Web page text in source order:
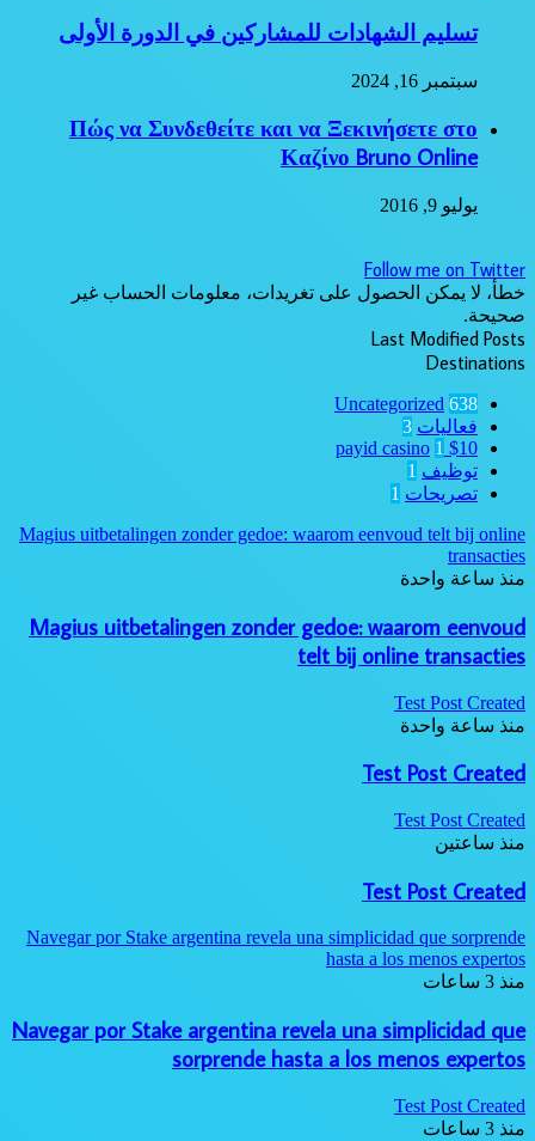
تسليم الشهادات للمشاركين في الدورة الأولى
سبتمبر 16, 2024
Πώς να Συνδεθείτε και να Ξεκινήσετε στο
Καζίνο Bruno Online
يوليو 9, 2016
Follow me on Twitter
خطأ، لا يمكن الحصول على تغريدات، معلومات الحساب غير
صحيحة.
Last Modified Posts
Destinations
Uncategorized 638
فعاليات 3
$10 payid casino
1
توظيف 1
تصريحات 1
Magius uitbetalingen zonder gedoe: waarom eenvoud telt bij online
transacties
منذ ساعة واحدة
Magius uitbetalingen zonder gedoe: waarom eenvoud
telt bij online transacties
Test Post Created
منذ ساعة واحدة
Test Post Created
Test Post Created
منذ ساعتين
Test Post Created
Navegar por Stake argentina revela una simplicidad que sorprende
hasta a los menos expertos
منذ 3 ساعات
Navegar por Stake argentina revela una simplicidad que
sorprende hasta a los menos expertos
Test Post Created
منذ 3 ساعات